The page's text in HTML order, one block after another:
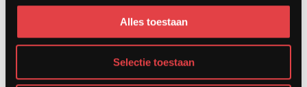
Alles toestaan
Selectie toestaan
Motor inruilen
Verzekeren